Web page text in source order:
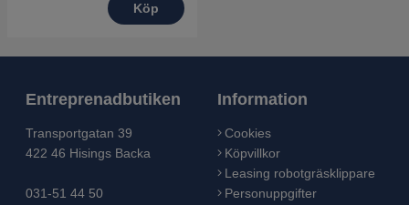
Köp
Entreprenadbutiken
Transportgatan 39
422 46 Hisings Backa
031-51 44 50
Information
Cookies
Köpvillkor
Leasing robotgräsklippare
Personuppgifter